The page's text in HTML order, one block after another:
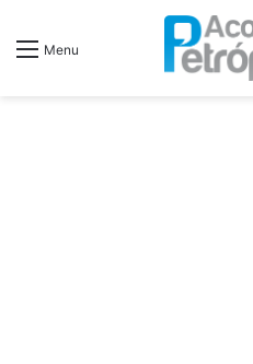
Menu